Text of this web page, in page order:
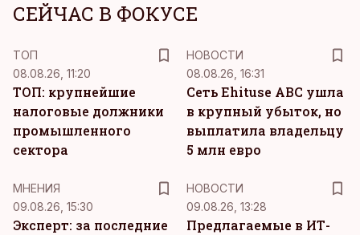
СЕЙЧАС В ФОКУСЕ
ТОП
08.08.26, 11:20
ТОП: крупнейшие
налоговые должники
промышленного
сектора
НОВОСТИ
08.08.26, 16:31
Сеть Ehituse ABC ушла
в крупный убыток, но
выплатила владельцу
5 млн евро
MНЕНИЯ
09.08.26, 15:30
Эксперт: за последние
НОВОСТИ
09.08.26, 13:28
Предлагаемые в ИТ-